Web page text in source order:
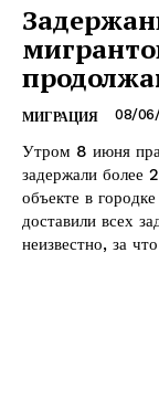
МИГРАЦИЯ 08/
Утром 8 июня
задержали более
объекте в
доставили всех
неизвестно, за